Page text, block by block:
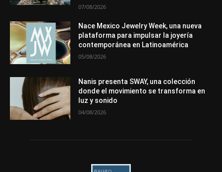
07/08/2026
Nace Mexico Jewelry Week, una nueva
plataforma para impulsar la joyería
contemporánea en Latinoamérica
05/08/2026
Nanis presenta SWAY, una colección
donde el movimiento se transforma en
luz y sonido
04/08/2026